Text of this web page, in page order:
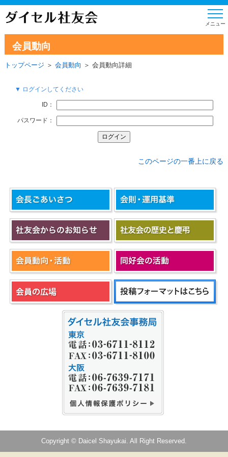
会員動向
トップページ ＞ 会員動向 ＞ 会員動向詳細
▼ ログインしてください
ID：
パスワード：
このページの一番上に戻る
Copyright © Daicel Shayukai. All Right Reserved.